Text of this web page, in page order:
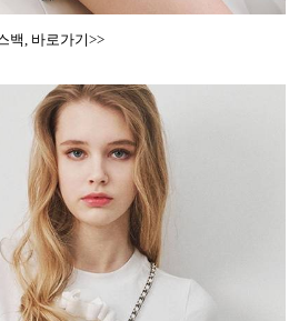
백, 바로가기>>